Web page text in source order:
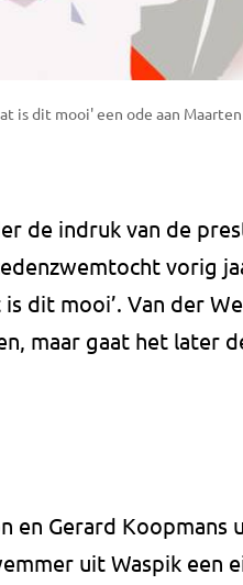
is dit mooi' een ode aan
de indruk van de
vorig
dit mooi’. Van der
maar gaat het later
en Gerard Koopmans
uit Waspik een